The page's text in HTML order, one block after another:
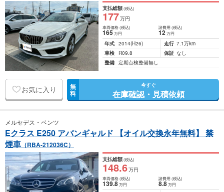
支払総額(税込)
177万円
車両価格(税込)
165万円
諸費用 (税込)
12 万円
年式 2014(H26) 走行 7.1万km
車検
R09.8 保証 なし
整備 定期点検整備無し
お気に入り 無
料
今すぐ
在庫確認・見積依頼
メルセデス・ベンツ
Eクラス E250 アバンギャルド 【オイル交換永年無料】 禁
煙車 （RBA-212036C）
支払総額(税込)
148.6万円
車両価格(税込)
139.8万円
諸費用 (税込)
8.8 万円